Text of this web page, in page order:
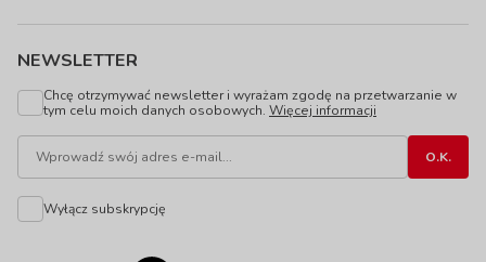
NEWSLETTER
Chcę otrzymywać newsletter i wyrażam zgodę na przetwarzanie w
tym celu moich danych osobowych. Więcej informacji
Wyłącz subskrypcję